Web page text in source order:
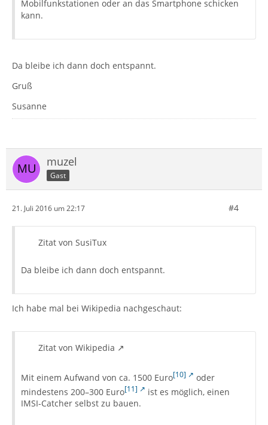
Mobilfunkstationen oder an das Smartphone schicken
kann.
Da bleibe ich dann doch entspannt.
Gruß
Susanne
muzel
Gast
21. Juli 2016 um 22:17 #4
Zitat von SusiTux
Da bleibe ich dann doch entspannt.
Ich habe mal bei Wikipedia nachgeschaut:
Zitat von Wikipedia
Mit einem Aufwand von ca. 1500 Euro[10]
oder
mindestens 200–300 Euro[11]
ist es möglich, einen
IMSI-Catcher selbst zu bauen.